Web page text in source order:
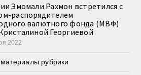
Эмомали Рахмон встретился с
распорядителем
валютного фонда (МВФ)
Георгиевой
2022
рубрики